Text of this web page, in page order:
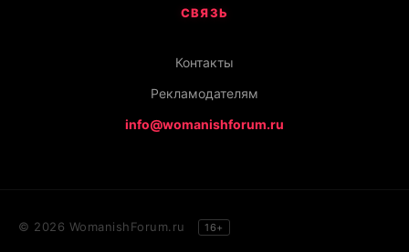
СВЯЗЬ
Контакты
Рекламодателям
info@womanishforum.ru
© 2026 WomanishForum.ru 16+